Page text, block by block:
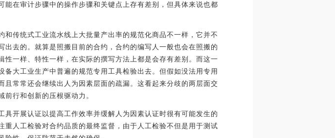
在审计步骤中的操作步骤和关键点上存有差别，但具体来说也都
传统式工业流水线上大批量产出率的规范化商品不一样，它并不
去的。就算是照搬目前的合约，合约的编写人一般也会在照搬的
一样、特性一样，在实际的撰写方法上都是会存有差别。而这一
大工业生产中普遍的规范专用工具检验出去。但假如没法用专用
常常还会继续出人为因素层面的疏漏。这看起来分歧的两层面交
行和创新的压根驱动力。
开展认证以提高工作效率并缓解人为因素认证时很有可能发生的
人工检验对合约品质的最终监督，由于人工检验不但是用于测试